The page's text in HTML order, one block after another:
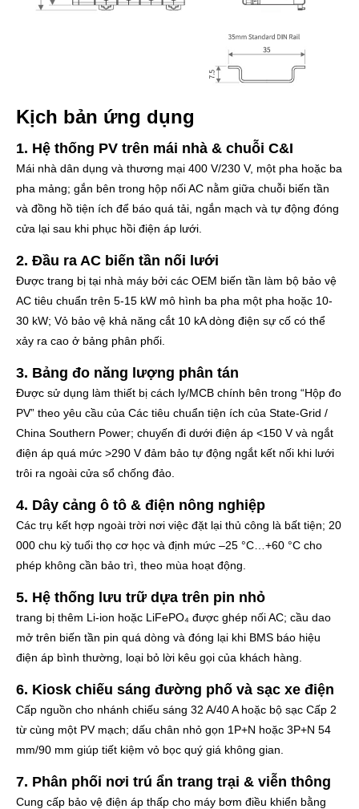
Kịch bản ứng dụng
1. Hệ thống PV trên mái nhà & chuỗi C&I
Mái nhà dân dụng và thương mại 400 V/230 V, một pha hoặc ba
pha mảng; gắn bên trong hộp nối AC nằm giữa chuỗi biến tần
và đồng hồ tiện ích để báo quá tải, ngắn mạch và tự động đóng
cửa lại sau khi phục hồi điện áp lưới.
2. Đầu ra AC biến tần nối lưới
Được trang bị tại nhà máy bởi các OEM biến tần làm bộ bảo vệ
AC tiêu chuẩn trên 5-15 kW mô hình ba pha một pha hoặc 10-
30 kW; Vỏ bảo vệ khả năng cắt 10 kA dòng điện sự cố có thể
xảy ra cao ở bảng phân phối.
3. Bảng đo năng lượng phân tán
Được sử dụng làm thiết bị cách ly/MCB chính bên trong “Hộp đo
PV” theo yêu cầu của Các tiêu chuẩn tiện ích của State-Grid /
China Southern Power; chuyến đi dưới điện áp <150 V và ngắt
điện áp quá mức >290 V đảm bảo tự động ngắt kết nối khi lưới
trôi ra ngoài cửa sổ chống đảo.
4. Dây cảng ô tô & điện nông nghiệp
Các trụ kết hợp ngoài trời nơi việc đặt lại thủ công là bất tiện; 20
000 chu kỳ tuổi thọ cơ học và định mức –25 °C…+60 °C cho
phép không cần bảo trì, theo mùa hoạt động.
5. Hệ thống lưu trữ dựa trên pin nhỏ
trang bị thêm Li-ion hoặc LiFePO₄ được ghép nối AC; cầu dao
mở trên biến tần pin quá dòng và đóng lại khi BMS báo hiệu
điện áp bình thường, loại bỏ lời kêu gọi của khách hàng.
6. Kiosk chiếu sáng đường phố và sạc xe điện
Cấp nguồn cho nhánh chiếu sáng 32 A/40 A hoặc bộ sạc Cấp 2
từ cùng một PV mạch; dấu chân nhỏ gọn 1P+N hoặc 3P+N 54
mm/90 mm giúp tiết kiệm vỏ bọc quý giá không gian.
7. Phân phối nơi trú ẩn trang trại & viễn thông
Cung cấp bảo vệ điện áp thấp cho máy bơm điều khiển bằng